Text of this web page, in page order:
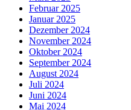
Februar 2025
Januar 2025
Dezember 2024
November 2024
Oktober 2024
September 2024
August 2024
Juli 2024
Juni 2024
Mai 2024